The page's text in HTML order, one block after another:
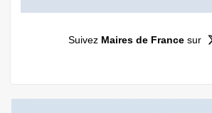
Suivez Maires de Francesur